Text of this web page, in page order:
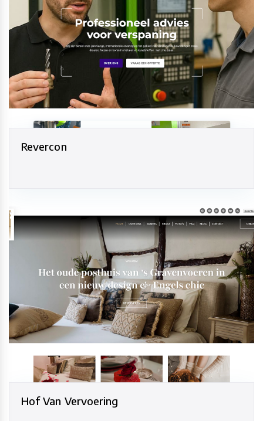
Revercon
Hof Van Vervoering